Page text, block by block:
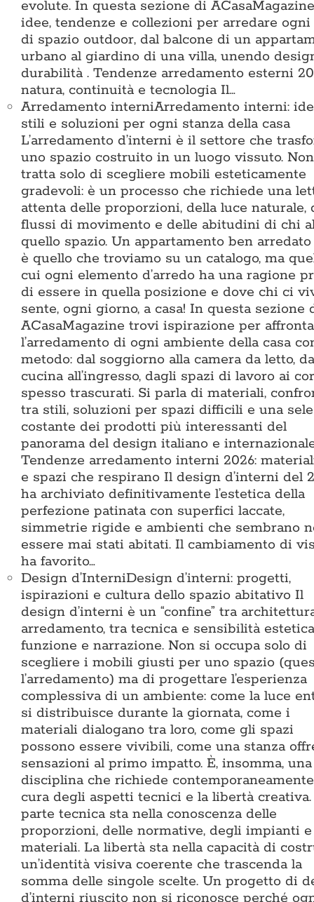
evolute. In questa sezione di
idee, tendenze e collezioni per arredare
di spazio outdoor, dal balcone di un
urbano al giardino di una villa, unendo
durabilità . Tendenze arredamento esterni
natura, continuità e tecnologia Il…
Arredamento interniArredamento interni:
stili e soluzioni per ogni stanza della casa
L’arredamento d’interni è il settore che
uno spazio costruito in un luogo vissuto.
tratta solo di scegliere mobili esteticamente
gradevoli: è un processo che richiede una
attenta delle proporzioni, della luce naturale,
flussi di movimento e delle abitudini di chi
quello spazio. Un appartamento ben
è quello che troviamo su un catalogo, ma
cui ogni elemento d’arredo ha una ragione
di essere in quella posizione e dove chi ci
sente, ogni giorno, a casa! In questa sezione
ACasaMagazine trovi ispirazione per
l’arredamento di ogni ambiente della casa
metodo: dal soggiorno alla camera da letto,
cucina all’ingresso, dagli spazi di lavoro ai
spesso trascurati. Si parla di materiali,
tra stili, soluzioni per spazi difficili e una
costante dei prodotti più interessanti del
panorama del design italiano e
Tendenze arredamento interni 2026:
e spazi che respirano Il design d’interni del
ha archiviato definitivamente l’estetica della
perfezione patinata con superfici laccate,
simmetrie rigide e ambienti che sembrano
essere mai stati abitati. Il cambiamento di
ha favorito…
Design d’InterniDesign d’interni: progetti,
ispirazioni e cultura dello spazio abitativo Il
design d’interni è un “confine” tra
arredamento, tra tecnica e sensibilità
funzione e narrazione. Non si occupa solo di
scegliere i mobili giusti per uno spazio
l’arredamento) ma di progettare l’esperienza
complessiva di un ambiente: come la luce
si distribuisce durante la giornata, come i
materiali dialogano tra loro, come gli spazi
possono essere vivibili, come una stanza
sensazioni al primo impatto. È, insomma, una
disciplina che richiede
cura degli aspetti tecnici e la libertà creativa.
parte tecnica sta nella conoscenza delle
proporzioni, delle normative, degli impianti
materiali. La libertà sta nella capacità di
un’identità visiva coerente che trascenda la
somma delle singole scelte. Un progetto di
d’interni riuscito non si riconosce perché